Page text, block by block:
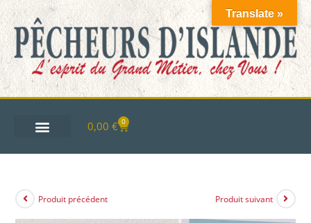
0,00 € 0
Produit précédent Produit suivant
Translate »